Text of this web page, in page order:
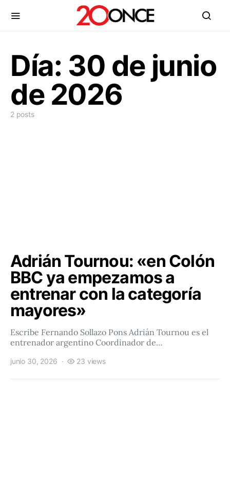
Día: 30 de junio
de 2026
2 posts
Adrián Tournou: «en Colón
BBC ya empezamos a
entrenar con la categoría
mayores»
Escribe Fernando Sollazo Pons Adrián Tournou es el
entrenador argentino Coordinador de…
junio 30, 2026 23 views